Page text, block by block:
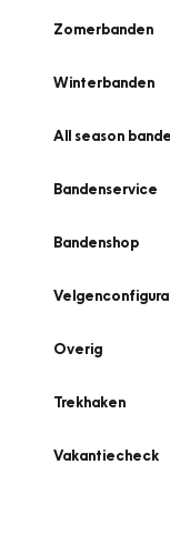
Zomerbanden
Winterbanden
All season
Bandenservice
Bandenshop
Overig
Trekhaken
Vakantiecheck